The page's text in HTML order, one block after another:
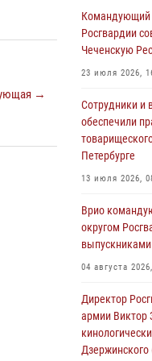
→
Ветеран
Иван Пияшев
армии с
07 августа 2026,
подняться на
Санкт-
07 августа 2026,
основам
07 августа
Рэпер ST
ведомства
07 августа
Командующий
Росгвардии
Чеченскую
23 июля 2026,
Сотрудники и
обеспечили
Петербурге
13 июля 2026,
Врио
округом
04 августа
Директор
армии Виктор
Дзержинского